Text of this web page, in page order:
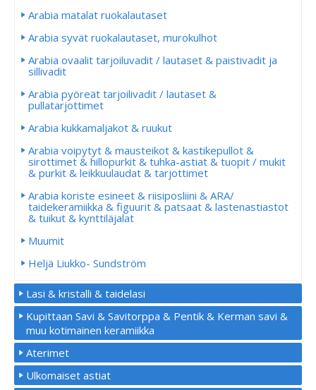
Arabia matalat ruokalautaset
Arabia syvät ruokalautaset, murokulhot
Arabia ovaalit tarjoiluvadit / lautaset & paistivadit ja
sillivadit
Arabia pyöreät tarjoilivadit / lautaset &
pullatarjottimet
Arabia kukkamaljakot & ruukut
Arabia voipytyt & mausteikot & kastikepullot &
sirottimet & hillopurkit & tuhka-astiat & tuopit / mukit
& purkit & leikkuulaudat & tarjottimet
Arabia koriste esineet & riisiposliini & ARA/
taidekeramiikka & figuurit & patsaat & lastenastiastot
& tuikut & kynttiläjalat
Muumit
Heljä Liukko- Sundström
Lasi & kristalli & taidelasi
Kupittaan Savi & Savitorppa & Pentik & Kerman savi &
muu kotimainen keramiikka
Aterimet
Ulkomaiset astiat